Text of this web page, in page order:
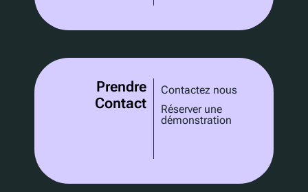
Prendre
Contact
Contactez nous
Réserver une
démonstration